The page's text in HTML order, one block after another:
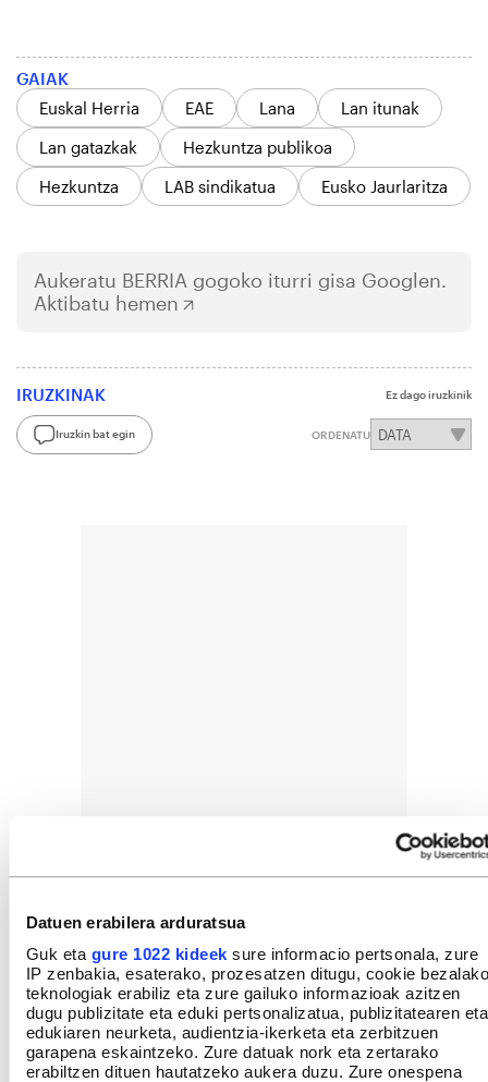
Datuen erabilera arduratsua
Guk eta gure 1022 kideek sure informacio pertsonala, zure
IP zenbakia, esaterako, prozesatzen ditugu, cookie bezalako
teknologiak erabiliz eta zure gailuko informazioak azitzen
dugu publizitate eta eduki pertsonalizatua, publizitatearen eta
edukiaren neurketa, audientzia-ikerketa eta zerbitzuen
garapena eskaintzeko. Zure datuak nork eta zertarako
erabiltzen dituen hautatzeko aukera duzu. Zure onespena
GAIAK
Euskal Herria
EAE Lana
Lan itunak
Lan gatazkak
Hezkuntza publikoa
Hezkuntza
LAB sindikatua Eusko Jaurlaritza
Aukeratu BERRIA gogoko iturri gisa Googlen.
Aktibatu hemen
IRUZKINAK Ez dago iruzkinik
Iruzkin bat egin ORDENATU